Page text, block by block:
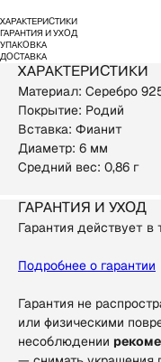
Характеристики
Гарантия и уход
Упаковка
Доставка
Характеристики
Материал: Серебро
Покрытие: Родий
Вставка: Фианит
Диаметр: 6 мм
Средний вес: 0,86 г
Гарантия и уход
Гарантия действует в
Подробнее о гарантии
Гарантия не
или физическими
несоблюдении